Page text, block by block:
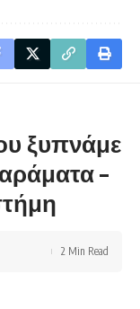
ξυπνάμε
–
2 Min Read